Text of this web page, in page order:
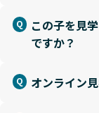
この子を見
ですか？
オンライン